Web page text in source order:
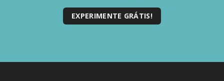
GESSIADAP III
EXPERIMENTE GRÁTIS!